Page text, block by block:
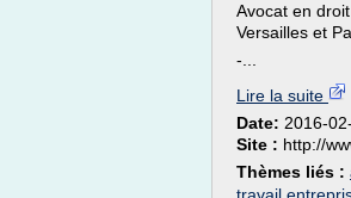
Avocat en
Versailles et
-...
Lire la suite
Date: 2016-
Site : http://
Thèmes liés :